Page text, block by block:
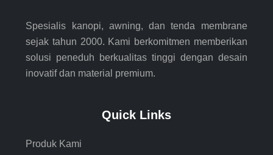
Spesialis kanopi, awning, dan tenda membrane
sejak tahun 2000. Kami berkomitmen memberikan
solusi peneduh berkualitas tinggi dengan desain
inovatif dan material premium.
Quick Links
Produk Kami